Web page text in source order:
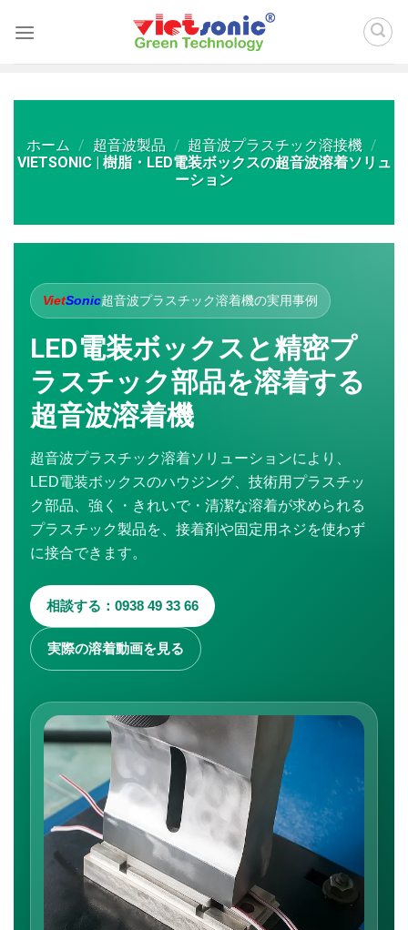
ホーム / 超音波製品 / 超音波プラスチック溶接機 /
VIETSONIC | 樹脂・LED電装ボックスの超音波溶着ソリュ
ーション
VietSonic超音波プラスチック溶着機の実用事例
LED電装ボックスと精密プ
ラスチック部品を溶着する
超音波溶着機
超音波プラスチック溶着ソリューションにより、
LED電装ボックスのハウジング、技術用プラスチッ
ク部品、強く・きれいで・清潔な溶着が求められる
プラスチック製品を、接着剤や固定用ネジを使わず
に接合できます。
相談する：0938 49 33 66
実際の溶着動画を見る